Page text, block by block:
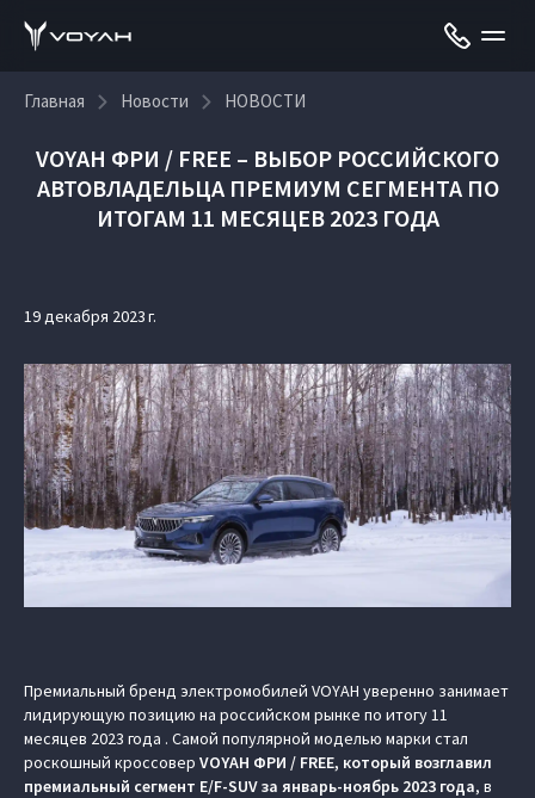
Главная Новости НОВОСТИ
VOYAH ФРИ / FREE – ВЫБОР РОССИЙСКОГО
АВТОВЛАДЕЛЬЦА ПРЕМИУМ СЕГМЕНТА ПО
ИТОГАМ 11 МЕСЯЦЕВ 2023 ГОДА
19 декабря 2023 г.
Премиальный бренд электромобилей VOYAH уверенно занимает
лидирующую позицию на российском рынке по итогу 11
месяцев 2023 года . Самой популярной моделью марки стал
роскошный кроссовер VOYAH ФРИ / FREE, который возглавил
премиальный сегмент E/F-SUV за январь-ноябрь 2023 года, в